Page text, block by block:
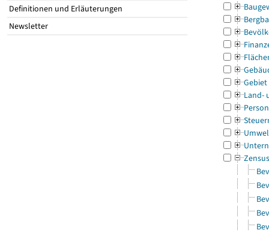
Definitionen und Erläuterungen
Newsletter
Gebiet
Land-
Zensus